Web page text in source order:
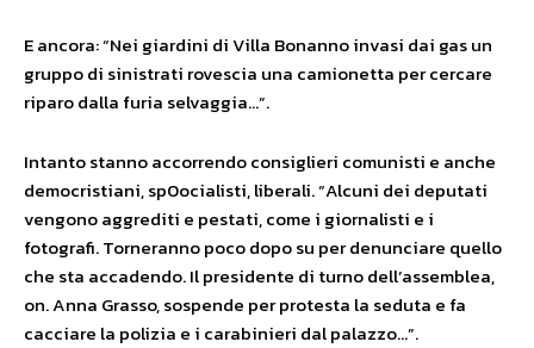
E ancora: “Nei giardini di Villa Bonanno invasi dai gas un
gruppo di sinistrati rovescia una camionetta per cercare
riparo dalla furia selvaggia…”.
Intanto stanno accorrendo consiglieri comunisti e anche
democristiani, sp0ocialisti, liberali. “Alcuni dei deputati
vengono aggrediti e pestati, come i giornalisti e i
fotografi. Torneranno poco dopo su per denunciare quello
che sta accadendo. Il presidente di turno dell’assemblea,
on. Anna Grasso, sospende per protesta la seduta e fa
cacciare la polizia e i carabinieri dal palazzo…”.